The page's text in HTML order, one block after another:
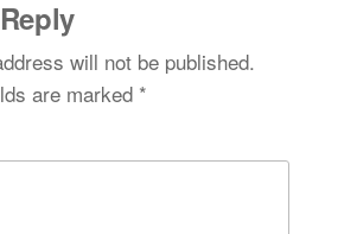
will not be published.
are marked *